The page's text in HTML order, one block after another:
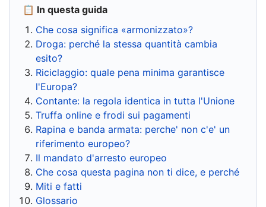
📋 In questa guida
Che cosa significa «armonizzato»?
Droga: perché la stessa quantità cambia
esito?
Riciclaggio: quale pena minima garantisce
l'Europa?
Contante: la regola identica in tutta l'Unione
Truffa online e frodi sui pagamenti
Rapina e banda armata: perche' non c'e' un
riferimento europeo?
Il mandato d'arresto europeo
Che cosa questa pagina non ti dice, e perché
Miti e fatti
Glossario